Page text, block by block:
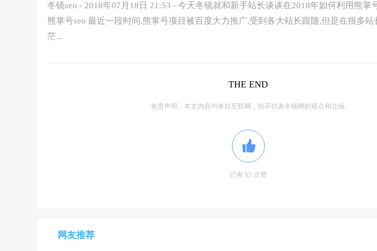
冬镜seo - 2018年07月18日 21:53 - 今天冬镜就和新手站长谈谈在2018年如何利用熊掌
熊掌号seo 最近一段时间,熊掌号项目被百度大力推广,受到各大站长跟随,但是在很多站
茫...
THE END
免责声明：本文内容均来自互联网，但不代表冬镜网的观点和立场.
已有 65 次赞
网友推荐